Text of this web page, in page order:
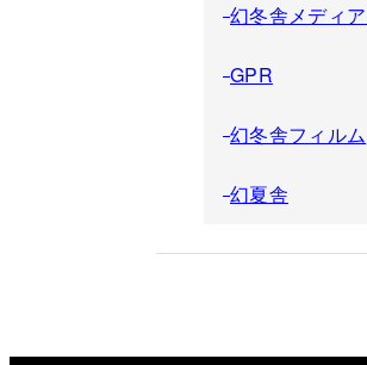
幻冬舎メディ
GPR
幻冬舎フィルム
幻夏舎